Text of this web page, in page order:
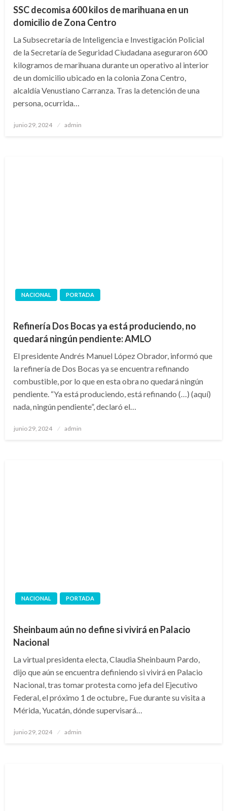
SSC decomisa 600 kilos de marihuana en un
domicilio de Zona Centro
La Subsecretaría de Inteligencia e Investigación Policial
de la Secretaría de Seguridad Ciudadana aseguraron 600
kilogramos de marihuana durante un operativo al interior
de un domicilio ubicado en la colonia Zona Centro,
alcaldía Venustiano Carranza. Tras la detención de una
persona, ocurrida…
Publicado
junio 29, 2024 admin
NACIONAL PORTADA
Refinería Dos Bocas ya está produciendo, no
quedará ningún pendiente: AMLO
El presidente Andrés Manuel López Obrador, informó que
la refinería de Dos Bocas ya se encuentra refinando
combustible, por lo que en esta obra no quedará ningún
pendiente. “Ya está produciendo, está refinando (…) (aquí)
nada, ningún pendiente”, declaró el…
Publicado
junio 29, 2024 admin
NACIONAL PORTADA
Sheinbaum aún no define si vivirá en Palacio
Nacional
La virtual presidenta electa, Claudia Sheinbaum Pardo,
dijo que aún se encuentra definiendo si vivirá en Palacio
Nacional, tras tomar protesta como jefa del Ejecutivo
Federal, el próximo 1 de octubre,. Fue durante su visita a
Mérida, Yucatán, dónde supervisará…
Publicado
junio 29, 2024 admin